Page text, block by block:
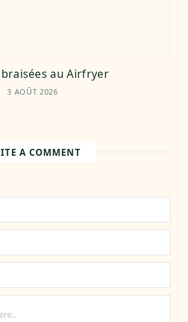
braisées au Airfryer
3 AOÛT 2026
A COMMENT